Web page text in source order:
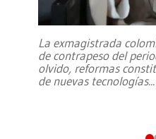
La exmagistrada
de contrapeso del
olvido, reformas
de nuevas tecnologías...